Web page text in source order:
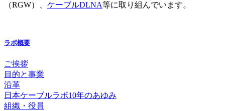
（RGW）、 ケーブルDLNA等に取り組んでいます。
ラボ概要
ご挨拶
目的と事業
沿革
日本ケーブルラボ10年のあゆみ
組織・役員